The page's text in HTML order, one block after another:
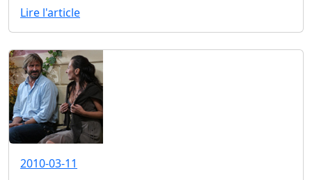
Lire l'article
2010-03-11